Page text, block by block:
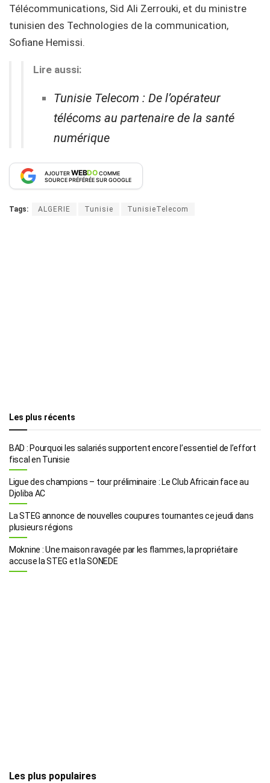
Télécommunications, Sid Ali Zerrouki, et du ministre
tunisien des Technologies de la communication,
Sofiane Hemissi.
Lire aussi:
Tunisie Telecom : De l’opérateur
télécoms au partenaire de la santé
numérique
AJOUTERWEBDOCOMME
SOURCE PRÉFÉRÉE SUR GOOGLE
Tags: ALGERIE Tunisie TunisieTelecom
Les plus récents
BAD : Pourquoi les salariés supportent encore l’essentiel de l’effort
fiscal en Tunisie
Ligue des champions – tour préliminaire : Le Club Africain face au
Djoliba AC
La STEG annonce de nouvelles coupures tournantes ce jeudi dans
plusieurs régions
Moknine : Une maison ravagée par les flammes, la propriétaire
accuse la STEG et la SONEDE
Les plus populaires